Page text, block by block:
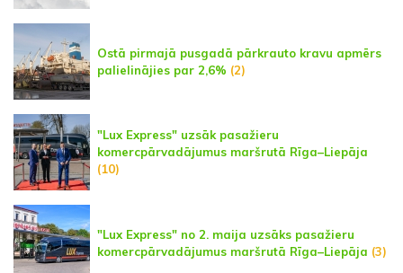
Ostā pirmajā pusgadā pārkrauto kravu apmērs
palielinājies par 2,6% (2)
"Lux Express" uzsāk pasažieru
komercpārvadājumus maršrutā Rīga–Liepāja
(10)
"Lux Express" no 2. maija uzsāks pasažieru
komercpārvadājumus maršrutā Rīga–Liepāja (3)